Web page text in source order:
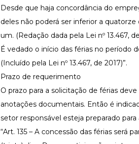
Desde que haja concordância do
deles não poderá ser inferior a
um. (Redação dada pela Lei nº 13.467,
É vedado o início das férias no período
(Incluído pela Lei nº 13.467, de 2017)”.
Prazo de requerimento
O prazo para a solicitação de férias
anotações documentais. Então é
setor responsável esteja preparado para
“Art. 135 – A concessão das férias será